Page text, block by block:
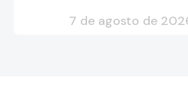
7 de agosto de